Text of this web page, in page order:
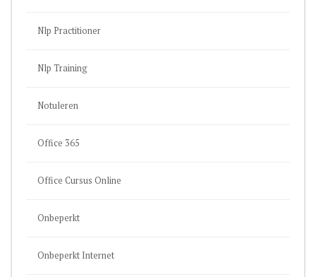
Nlp Practitioner
Nlp Training
Notuleren
Office 365
Office Cursus Online
Onbeperkt
Onbeperkt Internet